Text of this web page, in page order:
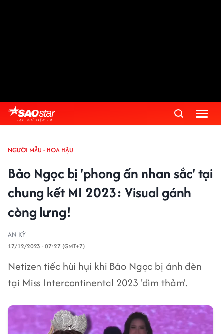
NGƯỜI MẪU - HOA HẬU
Bảo Ngọc bị 'phong ấn nhan sắc' tại
chung kết MI 2023: Visual gánh
còng lưng!
AN KỲ
17/12/2023 - 07:27 (GMT+7)
Netizen tiếc hùi hụi khi Bảo Ngọc bị ánh đèn
tại Miss Intercontinental 2023 'dìm thảm'.